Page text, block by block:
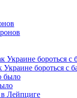
бороться с